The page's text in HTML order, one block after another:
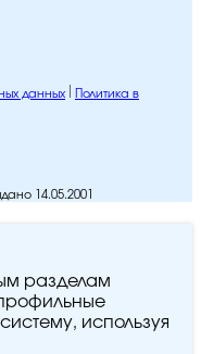
данных
Политика в
14.05.2001
разделам
используя